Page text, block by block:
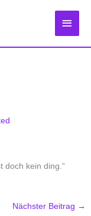
doch kein ding.“
Nächster Beitrag →